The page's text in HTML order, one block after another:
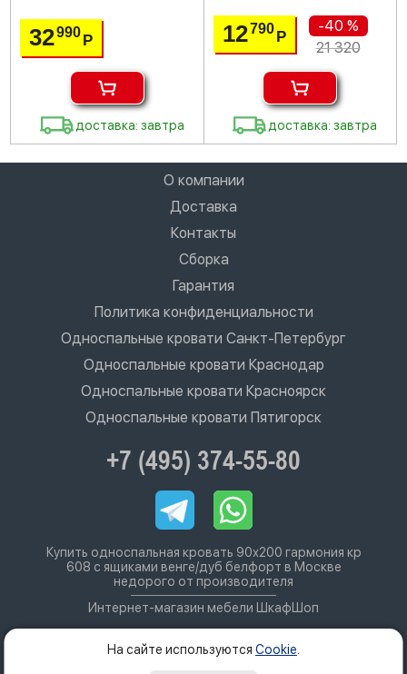
32990Р
доставка: завтра
12790 Р
-40 %
21 320
доставка: завтра
О компании
Доставка
Контакты
Сборка
Гарантия
Политика конфиденциальности
Односпальные кровати Санкт-Петербург
Односпальные кровати Краснодар
Односпальные кровати Красноярск
Односпальные кровати Пятигорск
+7 (495) 374-55-80
Купить односпальная кровать 90х200 гармония кр
608 с ящиками венге/дуб белфорт в Москве
недорого от производителя
Интернет-магазин мебели ШкафШоп
На сайте используются Cookie